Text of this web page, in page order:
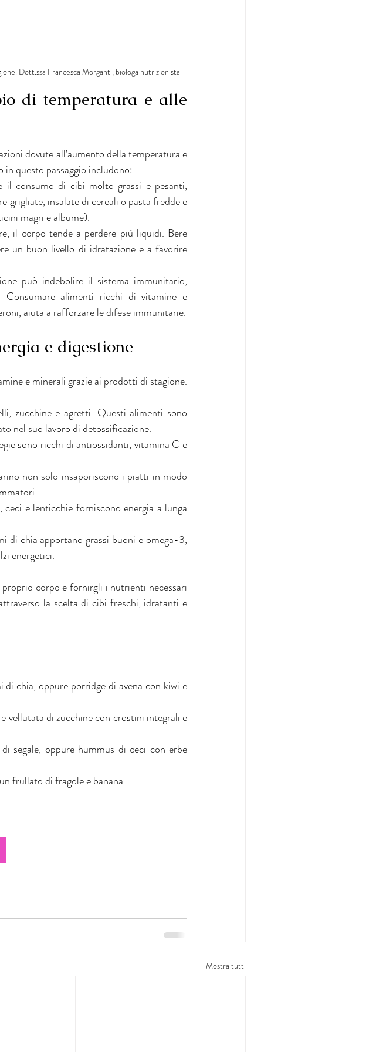
Dott.ssa Francesca Morganti, biologa nutrizionista
di temperatura e alle
dovute all’aumento della temperatura e
questo passaggio includono:
consumo di cibi molto grassi e pesanti,
grigliate, insalate di cereali o pasta fredde e
magri e albume).
il corpo tende a perdere più liquidi. Bere
un buon livello di idratazione e a favorire
può indebolire il sistema immunitario,
Consumare alimenti ricchi di vitamine e
aiuta a rafforzare le difese immunitarie.
e digestione
e minerali grazie ai prodotti di stagione.
zucchine e agretti. Questi alimenti sono
nel suo lavoro di detossificazione.
sono ricchi di antiossidanti, vitamina C e
non solo insaporiscono i piatti in modo
e lenticchie forniscono energia a lunga
di chia apportano grassi buoni e omega-3,
energetici.
corpo e fornirgli i nutrienti necessari
la scelta di cibi freschi, idratanti e
chia, oppure porridge di avena con kiwi e
vellutata di zucchine con crostini integrali e
segale, oppure hummus di ceci con erbe
frullato di fragole e banana.
Mostra tutti